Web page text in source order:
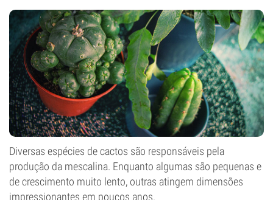
Diversas espécies de cactos são responsáveis pela
produção da mescalina. Enquanto algumas são pequenas e
de crescimento muito lento, outras atingem dimensões
impressionantes em poucos anos.